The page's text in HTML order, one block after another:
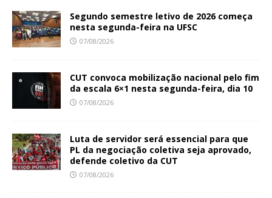
Segundo semestre letivo de 2026 começa
nesta segunda-feira na UFSC
07/08/2026
CUT convoca mobilização nacional pelo fim
da escala 6×1 nesta segunda-feira, dia 10
07/08/2026
Luta de servidor será essencial para que
PL da negociação coletiva seja aprovado,
defende coletivo da CUT
07/08/2026